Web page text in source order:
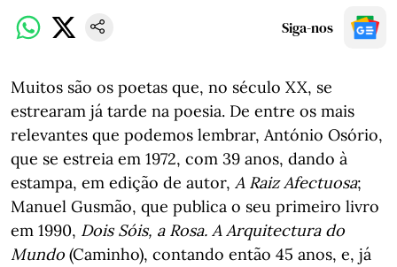
Siga-nos
Muitos são os poetas que, no século XX, se
estrearam já tarde na poesia. De entre os mais
relevantes que podemos lembrar, António Osório,
que se estreia em 1972, com 39 anos, dando à
estampa, em edição de autor, A Raiz Afectuosa;
Manuel Gusmão, que publica o seu primeiro livro
em 1990, Dois Sóis, a Rosa. A Arquitectura do
Mundo (Caminho), contando então 45 anos, e, já